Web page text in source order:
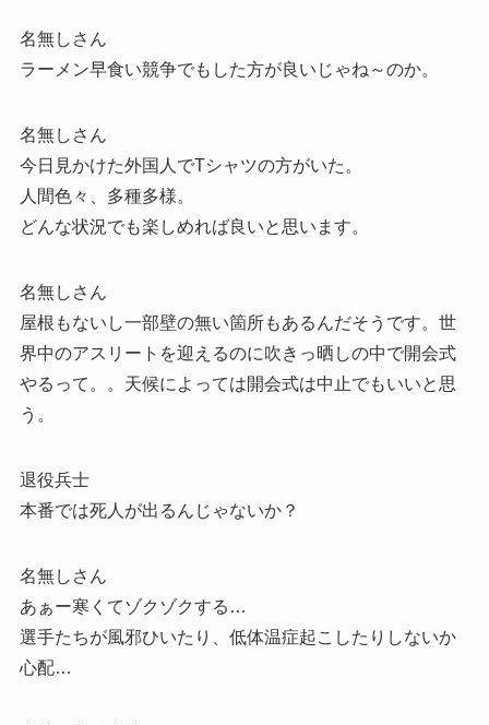
名無しさん
ラーメン早食い競争でもした方が良いじゃね～のか。
名無しさん
今日見かけた外国人でTシャツの方がいた。
人間色々、多種多様。
どんな状況でも楽しめれば良いと思います。
名無しさん
屋根もないし一部壁の無い箇所もあるんだそうです。世
界中のアスリートを迎えるのに吹きっ晒しの中で開会式
やるって。。天候によっては開会式は中止でもいいと思
う。
退役兵士
本番では死人が出るんじゃないか？
名無しさん
あぁー寒くてゾクゾクする…
選手たちが風邪ひいたり、低体温症起こしたりしないか
心配…